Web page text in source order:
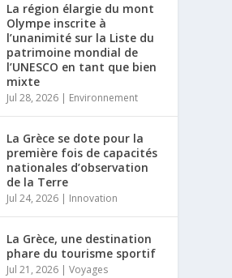
La région élargie du mont
Olympe inscrite à
l’unanimité sur la Liste du
patrimoine mondial de
l’UNESCO en tant que bien
mixte
Jul 28, 2026 | Environnement
La Grèce se dote pour la
première fois de capacités
nationales d’observation
de la Terre
Jul 24, 2026 | Innovation
La Grèce, une destination
phare du tourisme sportif
Jul 21, 2026 |Voyages